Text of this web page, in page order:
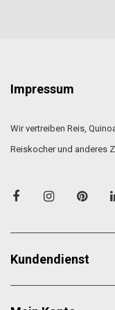
Impressum
Wir vertreiben Reis,
Reiskocher und anderes
Kundendienst